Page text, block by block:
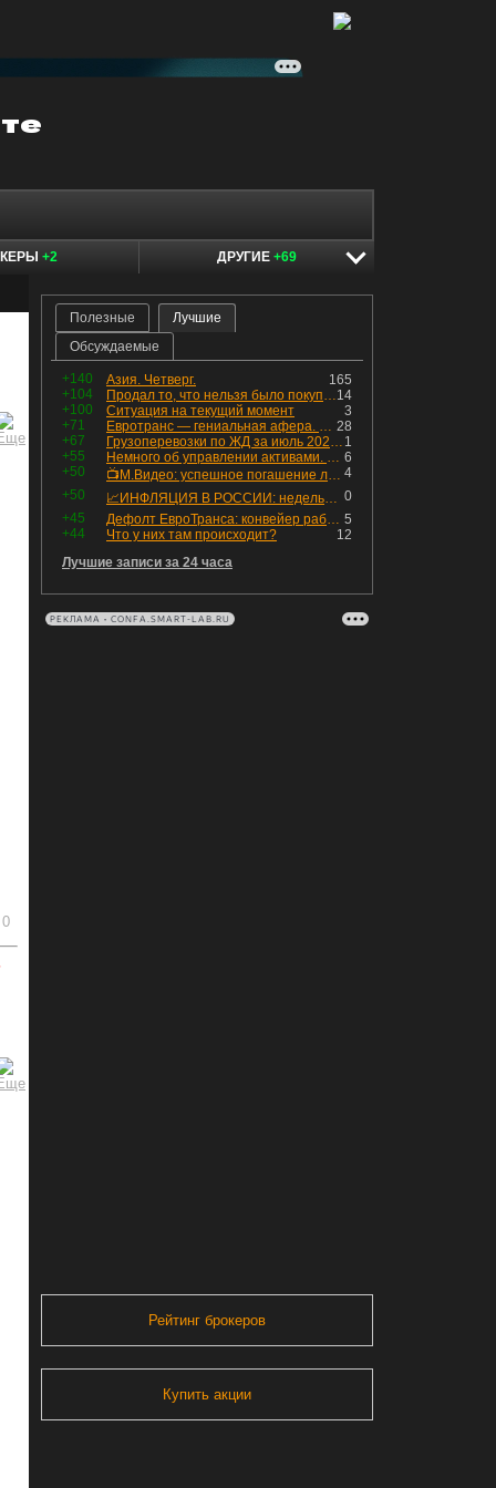
+2 ДРУГИЕ +69
0
Полезные
Лучшие
Обсуждаемые
+140 165
Азия. Четверг.
+104
14
Продал то, что нельзя было покупать. Изменения в портфеле
+100
3
Ситуация на текущий момент
+71
28
Евротранс — гениальная афера. Собрал с инвесторов денег, выплатил дивидендов больше текущей капитализации и ушёл в дефолт
+67
1
Грузоперевозки по ЖД за июль 2026 г. — четвёртый месяц подряд роста, чёрные металлы на уровне прошлого года, а каменный уголь в плюсе.
+55
6
Немного об управлении активами. Для заинтересованных
+50
4
📺М.Видео: успешное погашение любимого флоатера
+50
0
📈ИНФЛЯЦИЯ В РОССИИ: недельная дефляция, но в годовом выражении рост 😢
+45
5
Дефолт ЕвроТранса: конвейер работает исправно
+44
12
Что у них там происходит?
Лучшие записи за 24 часа
РЕКЛАМА • CONFA.SMART-LAB.RU
Рейтинг брокеров
Купить акции